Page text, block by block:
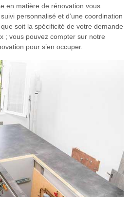
en matière de rénovation vous
personnalisé et d’une coordination
soit la spécificité de votre demande
; vous pouvez compter sur notre
pour s’en occuper.